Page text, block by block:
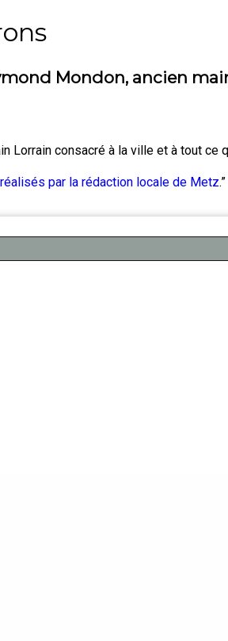
Mondon, ancien
Lorrain consacré à la ville et à tout ce
par la rédaction locale de Metz.”